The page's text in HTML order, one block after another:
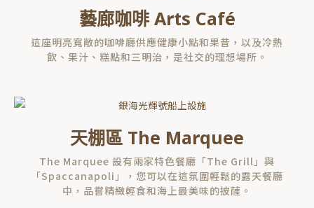
天棚區 The Marquee
The Marquee 設有兩家特色餐廳「The Grill」與
「Spaccanapoli」，您可以在這氛圍輕鬆的露天餐廳
中，品嘗精緻輕食和海上最美味的披薩。
藝廊咖啡 Arts Café
這座明亮寬敞的咖啡廳供應健康小點和果昔，以及冷熱
飲、果汁、糕點和三明治，是社交的理想場所。